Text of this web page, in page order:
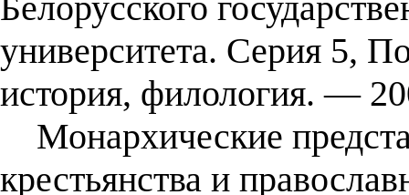
университета. Серия 5,
история, филология. —
Монархические
крестьянства и